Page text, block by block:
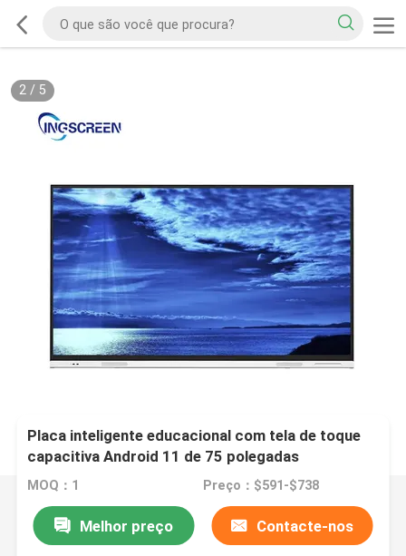
2/ 5
Placa inteligente educacional com tela de toque
capacitiva Android 11 de 75 polegadas
MOQ：1 Preço：$591-$738
Melhor preço Contacte-nos